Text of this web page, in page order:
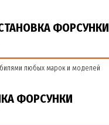
ФОРСУНКИ
любых марок и моделей
ФОРСУНКИ